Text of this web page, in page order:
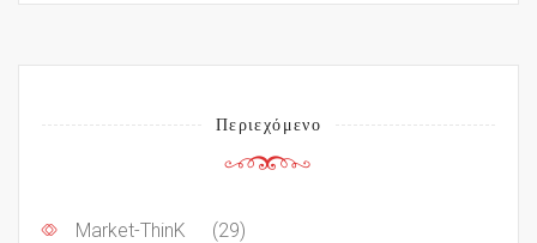
Περιεχόμενο
Market-ThinK (29)